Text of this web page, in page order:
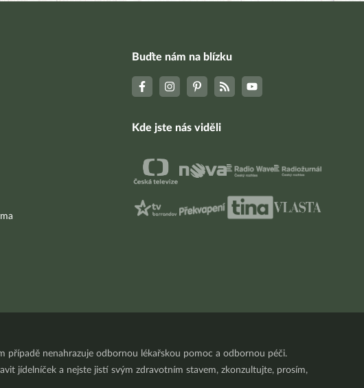
Buďte nám na blízku
Kde jste nás viděli
případě nenahrazuje odbornou lékařskou pomoc a odbornou péči.
jídelníček a nejste jistí svým zdravotním stavem, zkonzultujte, prosím,